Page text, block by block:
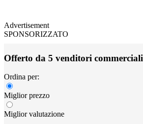
Advertisement
SPONSORIZZATO
Offerto da 5 venditori commerciali
Ordina per:
Miglior prezzo
Miglior valutazione